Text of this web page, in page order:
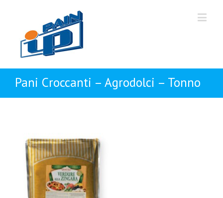
Pani Croccanti – Agrodolci – Tonno